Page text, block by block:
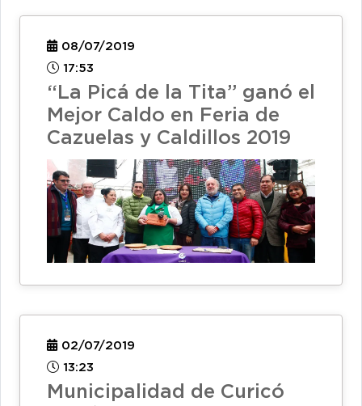
08/07/2019
17:53
“La Picá de la Tita” ganó el
Mejor Caldo en Feria de
Cazuelas y Caldillos 2019
02/07/2019
13:23
Municipalidad de Curicó